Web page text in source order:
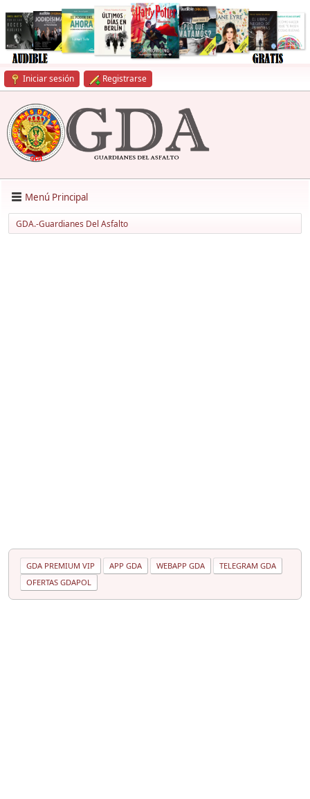
Iniciar sesión Registrarse
Menú Principal
GDA.-Guardianes Del Asfalto
GDA PREMIUM VIP APP GDA WEBAPP GDA
TELEGRAM GDA
OFERTAS GDAPOL